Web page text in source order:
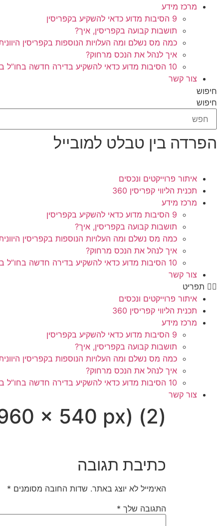
מרכז מידע
9 הסיבות מדוע כדאי להשקיע בקפריסין
תושבות קבועה בקפריסין, איך?
כמה מס נשלם ומה העלויות הנוספות בקפריסין
איך לנהל את הנכס מרחוק?
10 הסיבות מדוע כדאי להשקיע בדירה חדשה בחו”ל בשלב הפריסייל
צור קשר
חיפוש
חיפוש
הפרדה בין טבלט למובייל
איתור פרוייקטים ונכסים
תכנית הליווי קפריסין 360
מרכז מידע
9 הסיבות מדוע כדאי להשקיע בקפריסין
תושבות קבועה בקפריסין, איך?
כמה מס נשלם ומה העלויות הנוספות בקפריסין
איך לנהל את הנכס מרחוק?
10 הסיבות מדוע כדאי להשקיע בדירה חדשה בחו”ל בשלב הפריסייל
צור קשר
תפריט
איתור פרוייקטים ונכסים
תכנית הליווי קפריסין 360
מרכז מידע
9 הסיבות מדוע כדאי להשקיע בקפריסין
תושבות קבועה בקפריסין, איך?
כמה מס נשלם ומה העלויות הנוספות בקפריסין
איך לנהל את הנכס מרחוק?
10 הסיבות מדוע כדאי להשקיע בדירה חדשה בחו”ל בשלב הפריסייל
צור קשר
× 540 px) (2)
כתיבת תגובה
האימייל לא יוצג באתר. שדות החובה מסומנים *
התגובה שלך *